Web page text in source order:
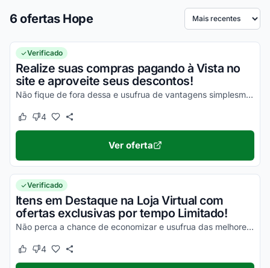
6 ofertas Hope Ordenar por
Verificado
Realize suas compras pagando à Vista no
site e aproveite seus descontos!
Não fique de fora dessa e usufrua de vantagens simplesmente incríveis!
Este cupom funcionou
Este cupom não funcionou
4
Ver oferta
Verificado
Itens em Destaque na Loja Virtual com
ofertas exclusivas por tempo Limitado!
Não perca a chance de economizar e usufrua das melhores vantagens possíveis!
Este cupom funcionou
Este cupom não funcionou
4